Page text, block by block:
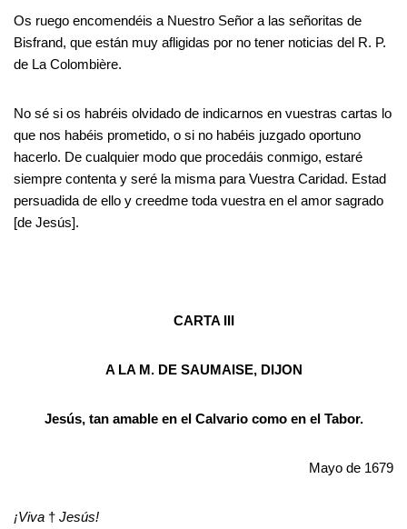
Os ruego encomendéis a Nuestro Señor a las señoritas de
Bisfrand, que están muy afligidas por no tener noticias del R. P.
de La Colombière.
No sé si os habréis olvidado de indicarnos en vuestras cartas lo
que nos habéis prometido, o si no habéis juzgado oportuno
hacerlo. De cualquier modo que procedáis conmigo, estaré
siempre contenta y seré la misma para Vuestra Caridad. Estad
persuadida de ello y creedme toda vuestra en el amor sagrado
[de Jesús].
CARTA III
A LA M. DE SAUMAISE, DIJON
Jesús, tan amable en el Calvario como en el Tabor.
Mayo de 1679
¡Viva † Jesús!